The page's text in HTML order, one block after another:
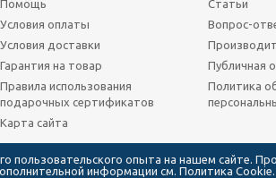
Помощь
Условия оплаты
Условия доставки
Гарантия на товар
Правила использования
подарочных сертификатов
Карта сайта
Статьи
Вопрос-
Публичная
Политика
пользовательского опыта на нашем сайте.
информации см. Политика Cookie.